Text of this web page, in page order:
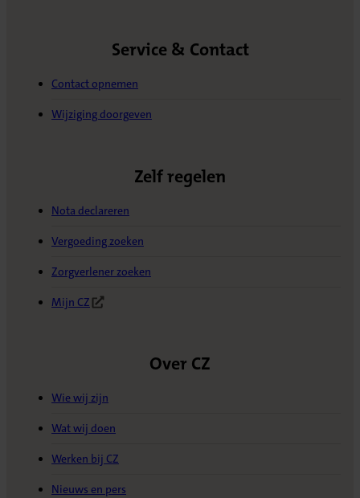
Service & Contact
Contact opnemen
Wijziging doorgeven
Zelf regelen
Nota declareren
Vergoeding zoeken
Zorgverlener zoeken
Mijn CZ
(Opent in nieuw tabblad)
Over CZ
Wie wij zijn
Wat wij doen
Werken bij CZ
Nieuws en pers